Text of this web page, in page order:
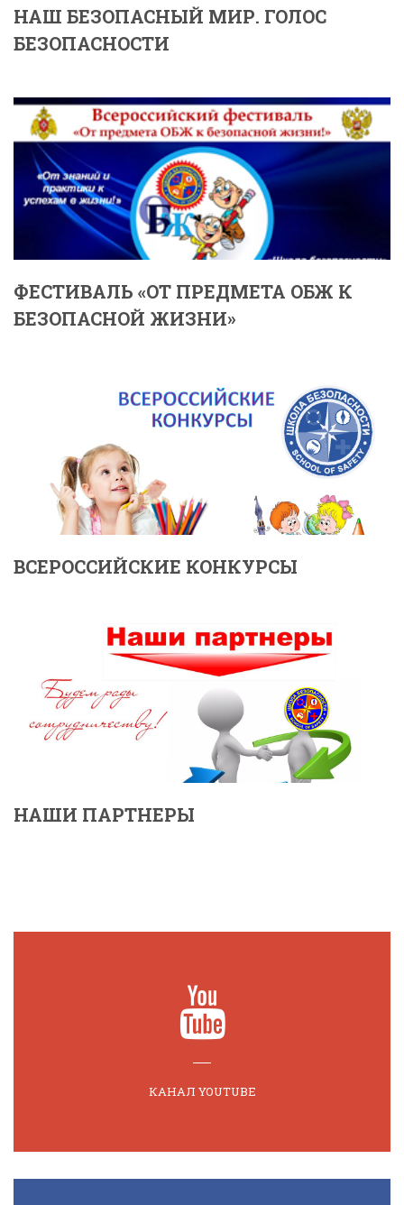
НАШ БЕЗОПАСНЫЙ МИР. ГОЛОС
БЕЗОПАСНОСТИ
ФЕСТИВАЛЬ «ОТ ПРЕДМЕТА ОБЖ К
БЕЗОПАСНОЙ ЖИЗНИ»
ВСЕРОССИЙСКИЕ КОНКУРСЫ
НАШИ ПАРТНЕРЫ
КАНАЛ YOUTUBE